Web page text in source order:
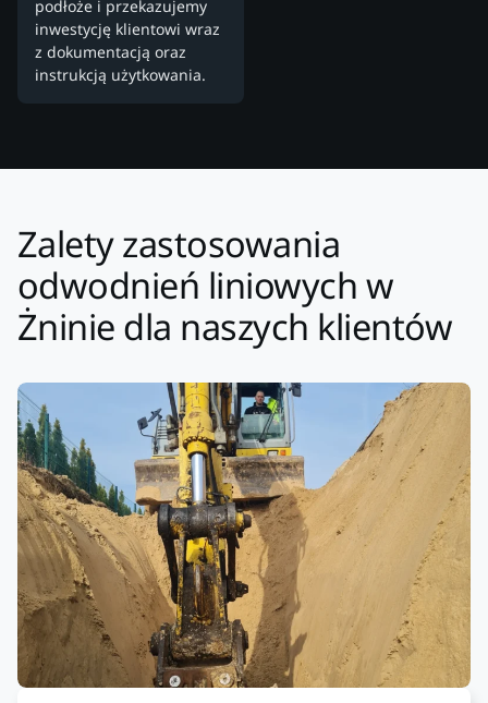
podłoże i przekazujemy
inwestycję klientowi wraz
z dokumentacją oraz
instrukcją użytkowania.
Zalety zastosowania
odwodnień liniowych w
Żninie dla naszych klientów